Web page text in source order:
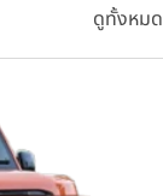
ดูทั้งหมด